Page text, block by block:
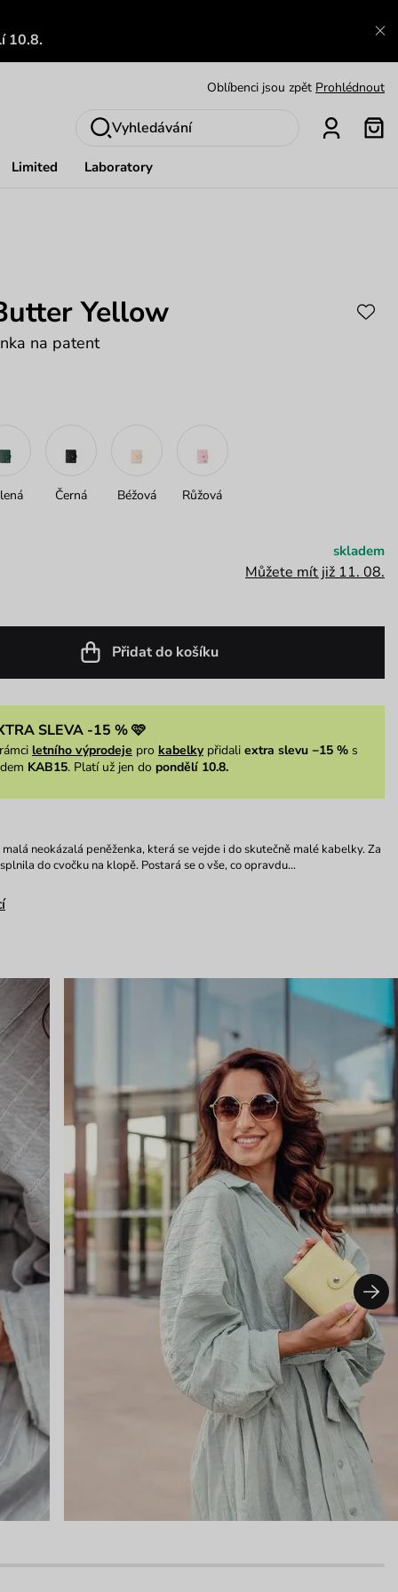
10.8.
Limited Laboratory
Nech se inspirovat Ukázat
Vyhledávání
Yellow
na patent
Černá Béžová Růžová
skladem
Můžete mít již 11. 08.
Přidat do košíku
SLEVA -15 % 🩷
letního výprodeje pro kabelkypřidali extra slevu −15 %s
KAB15. Platí už jen do pondělí 10.8.
malá neokázalá peněženka, která se vejde i do skutečně malé kabelky. Za
do cvočku na klopě. Postará se o vše, co opravdu…